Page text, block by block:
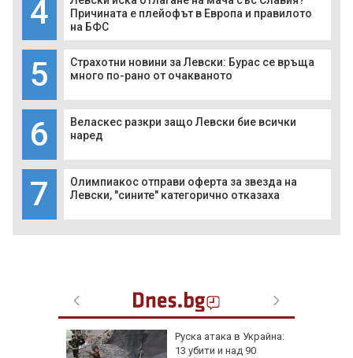
4
Причината е плейофът в Европа и правилото
на БФС
5
Страхотни новини за Левски: Бурас се връща
много по-рано от очакваното
6
Веласкес разкри защо Левски бие всички
наред
7
Олимпиакос отправи оферта за звезда на
Левски, "сините" категорично отказаха
Руска атака в Украйна:
13 убити и над 90